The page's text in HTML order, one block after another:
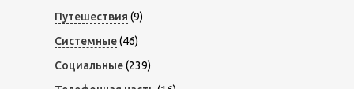
Путешествия (9)
Системные(46)
Социальные(239)